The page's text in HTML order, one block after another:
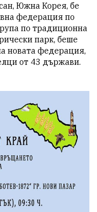
Южна Корея, бе
федерация по
по традиционна
парк, беше
новата федерация,
от 43 държави.